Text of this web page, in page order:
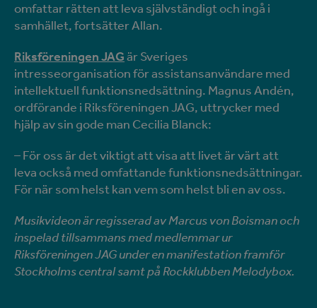
omfattar rätten att leva självständigt och ingå i
samhället, fortsätter Allan.
Riksföreningen JAGär Sveriges
intresseorganisation för assistansanvändare med
intellektuell funktionsnedsättning. Magnus Andén,
ordförande i Riksföreningen JAG, uttrycker med
hjälp av sin gode man Cecilia Blanck:
– För oss är det viktigt att visa att livet är värt att
leva också med omfattande funktionsnedsättningar.
För när som helst kan vem som helst bli en av oss.
Musikvideon är regisserad av Marcus von Boisman och
inspelad tillsammans med medlemmar ur
Riksföreningen JAG under en manifestation framför
Stockholms central samt på Rockklubben Melodybox.